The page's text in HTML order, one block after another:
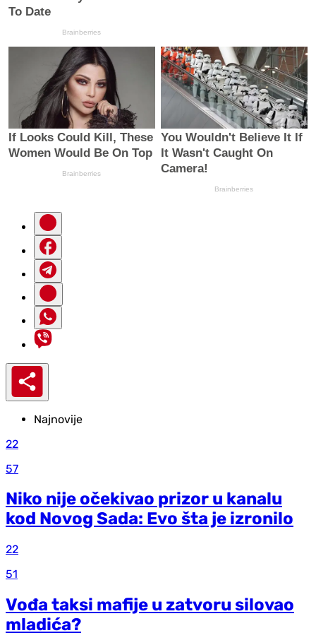
Najnovije
22
57
Niko nije očekivao prizor u kanalu
kod Novog Sada: Evo šta je izronilo
22
51
Vođa taksi mafije u zatvoru silovao
mladića?